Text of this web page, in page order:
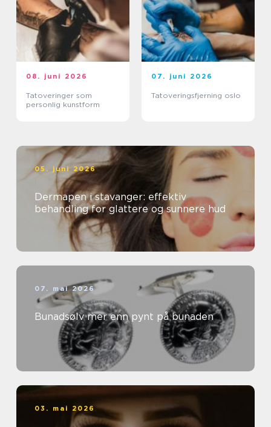
08. juni 2026
Tatoveringer som
personlig kunstform
07. juni 2026
Tatoveringsfjerning oslo
05. juni 2026
Dermapen i stavanger: effektiv
behandling for glattere og sunnere hud
07. mai 2026
Bunadsølv mer enn pynt på bunaden
03. mai 2026